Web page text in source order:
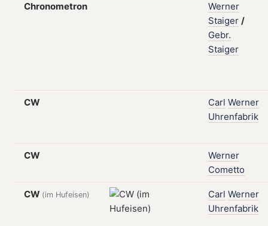
Chronometron
Werner
Staiger /
Gebr.
Staiger
CW Carl Werner
Uhrenfabrik
CW
Werner
Cometto
CW (im Hufeisen) Carl Werner
Uhrenfabrik